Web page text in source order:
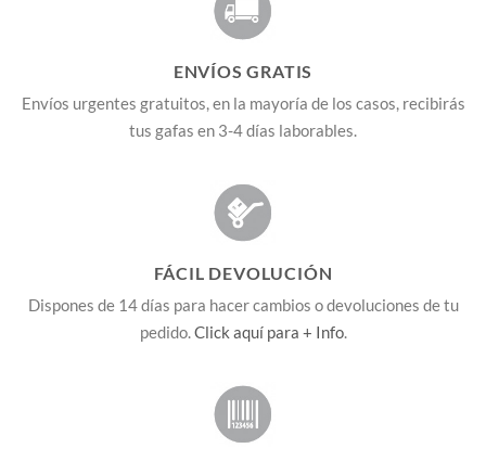
ENVÍOS GRATIS
Envíos urgentes gratuitos, en la mayoría de los casos, recibirás
tus gafas en 3-4 días laborables.
FÁCIL DEVOLUCIÓN
Dispones de 14 días para hacer cambios o devoluciones de tu
pedido.Click aquí para + Info.